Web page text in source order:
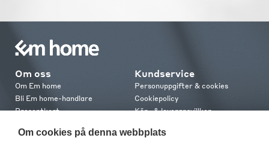
Om oss
Om Em home
Bli Em home-handlare
Presentkort
Em home Club
Kundservice
Personuppgifter & cookies
Cookiepolicy
Köp- & leveransvillkor
Retur & reklamation
Om cookies på denna webbplats